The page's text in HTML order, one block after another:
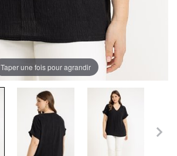
Taper une fois pour agrandir